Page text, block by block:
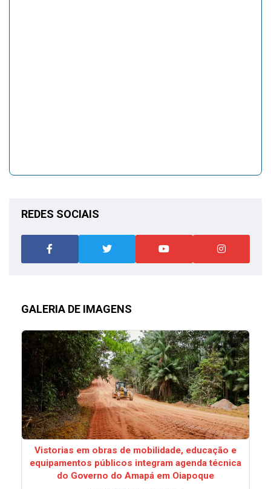
REDES SOCIAIS
GALERIA DE IMAGENS
Vistorias em obras de mobilidade, educação e
equipamentos públicos integram agenda técnica
do Governo do Amapá em Oiapoque